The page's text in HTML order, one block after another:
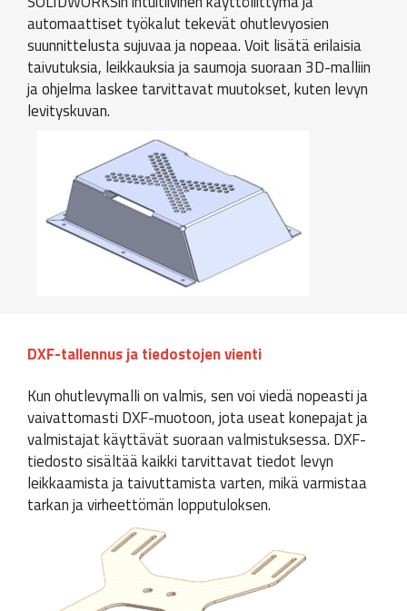
automaattiset työkalut tekevät ohutlevyosien
suunnittelusta sujuvaa ja nopeaa. Voit lisätä erilaisia
taivutuksia, leikkauksia ja saumoja suoraan 3D-malliin
ja ohjelma laskee tarvittavat muutokset, kuten levyn
levityskuvan.
DXF-tallennus ja tiedostojen vienti
Kun ohutlevymalli on valmis, sen voi viedä nopeasti ja
vaivattomasti DXF-muotoon, jota useat konepajat ja
valmistajat käyttävät suoraan valmistuksessa. DXF-
tiedosto sisältää kaikki tarvittavat tiedot levyn
leikkaamista ja taivuttamista varten, mikä varmistaa
tarkan ja virheettömän lopputuloksen.